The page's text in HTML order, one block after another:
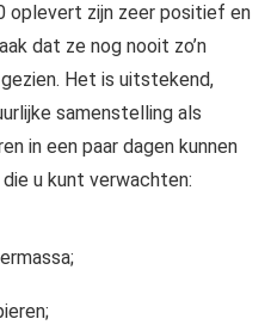
oplevert zijn zeer positief en
dat ze nog nooit zo’n
Het is uitstekend,
samenstelling als
in een paar dagen kunnen
u kunt verwachten: